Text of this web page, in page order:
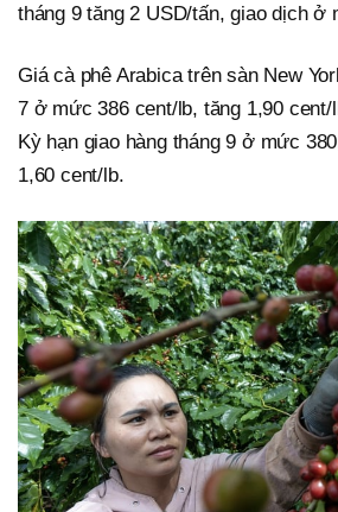
tháng 9 tăng 2 USD/tấn, giao dịch ở
Giá cà phê Arabica trên sàn New
7 ở mức 386 cent/lb, tăng 1,90
Kỳ hạn giao hàng tháng 9 ở mức
1,60 cent/lb.